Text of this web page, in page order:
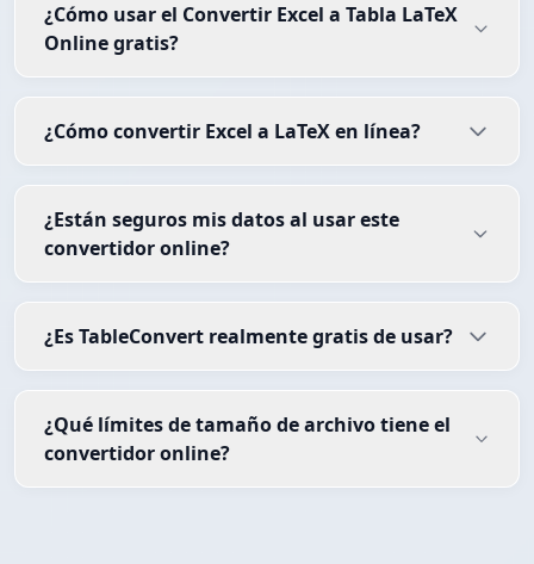
¿Cómo usar el Convertir Excel a Tabla LaTeX
Online gratis?
¿Cómo convertir Excel a LaTeX en línea?
¿Están seguros mis datos al usar este
convertidor online?
¿Es TableConvert realmente gratis de usar?
¿Qué límites de tamaño de archivo tiene el
convertidor online?